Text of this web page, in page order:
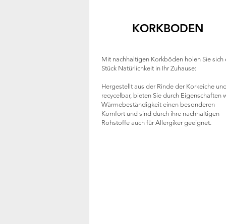
KORKBODEN
Mit nachhaltigen Korkböden holen Sie sich
Stück Natürlichkeit in Ihr Zuhause:
Hergestellt aus der Rinde der Korkeiche
recycelbar, bieten Sie durch Eigenschaften
Wärmebeständigkeit einen besonderen
Komfort und sind durch ihre nachhaltigen
Rohstoffe auch für Allergiker geeignet.